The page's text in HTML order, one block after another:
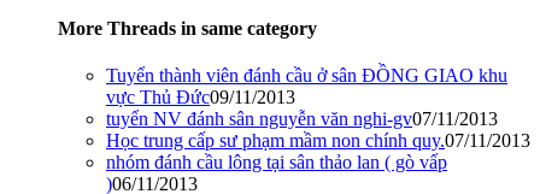
More Threads in same category
Tuyển thành viên đánh cầu ở sân ĐỒNG GIAO khu
vực Thủ Đức09/11/2013
tuyển NV đánh sân nguyễn văn nghi-gv07/11/2013
Học trung cấp sư phạm mầm non chính quy.07/11/2013
nhóm đánh cầu lông tại sân thảo lan ( gò vấp
)06/11/2013